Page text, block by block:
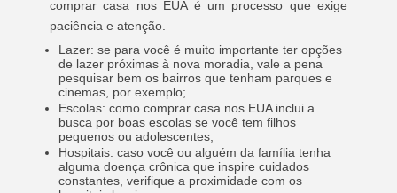
comprar casa nos EUA é um processo que exige
paciência e atenção.
Lazer: se para você é muito importante ter opções
de lazer próximas à nova moradia, vale a pena
pesquisar bem os bairros que tenham parques e
cinemas, por exemplo;
Escolas: como comprar casa nos EUA inclui a
busca por boas escolas se você tem filhos
pequenos ou adolescentes;
Hospitais: caso você ou alguém da família tenha
alguma doença crônica que inspire cuidados
constantes, verifique a proximidade com os